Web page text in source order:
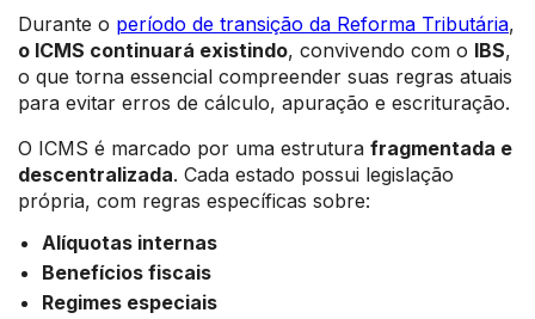
Durante o período de transição da Reforma Tributária,
o ICMS continuará existindo, convivendo com o IBS,
o que torna essencial compreender suas regras atuais
para evitar erros de cálculo, apuração e escrituração.
O ICMS é marcado por uma estrutura fragmentada e
descentralizada. Cada estado possui legislação
própria, com regras específicas sobre:
Alíquotas internas
Benefícios fiscais
Regimes especiais